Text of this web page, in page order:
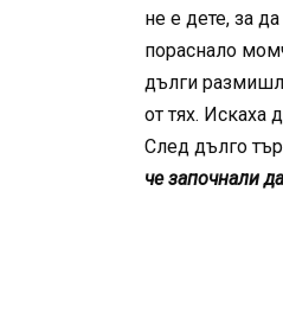
не е дете, за
пораснало
дълги
от тях. Искаха
След дълго
че започнали